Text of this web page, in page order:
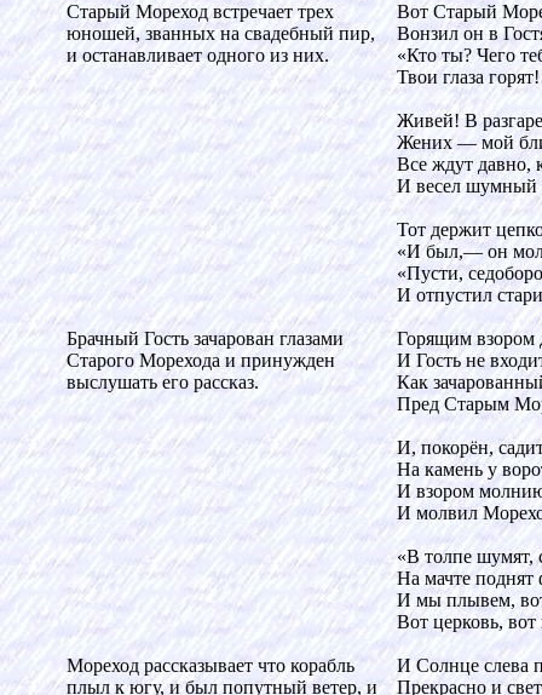
Старый Мореход встречает трех
юношей, званных на свадебный пир,
и останавливает одного из них.
Вот Старый
Вонзил он в
«Кто ты? Чего
Твои глаза горят!
Живей! В
Жених — мой
Все ждут давно,
И весел шумный
Тот держит
«И был,— он
«Пусти,
И отпустил
Брачный Гость зачарован глазами
Старого Морехода и принужден
выслушать его рассказ.
Горящим взором
И Гость не
Как
Пред Старым
И, покорён,
На камень у
И взором
И молвил
«В толпе шумят,
На мачте поднят
И мы плывем,
Вот церковь, вот
Мореход рассказывает что корабль
плыл к югу, и был попутный ветер, и
И Солнце слева
Прекрасно и